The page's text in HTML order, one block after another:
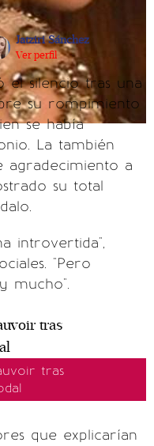
Jatziri Sánchez
Ver perfil
el silencio tras una
su rompimiento
se había
La también
agradecimiento a
su total
introvertida",
"Pero
mucho".
tras
que explicarían